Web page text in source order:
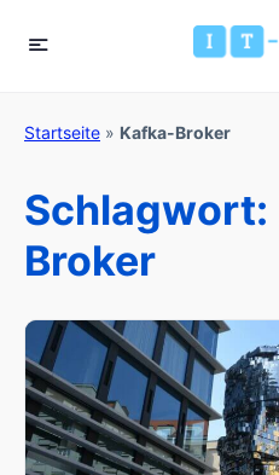
Startseite » Kafka-Broker
Schlagwort:
Broker